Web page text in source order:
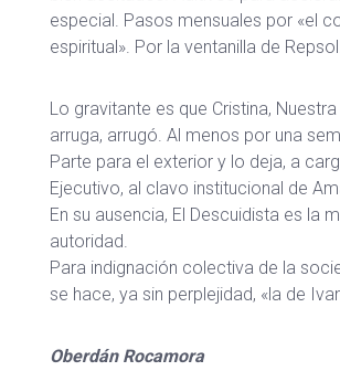
especial. Pasos mensuales por «el
espiritual». Por la ventanilla de
Lo gravitante es que Cristina,
arruga, arrugó. Al menos por una
Parte para el exterior y lo deja, a
Ejecutivo, al clavo institucional de
En su ausencia, El Descuidista es la
autoridad.
Para indignación colectiva de la
se hace, ya sin perplejidad, «la de
Oberdán Rocamora